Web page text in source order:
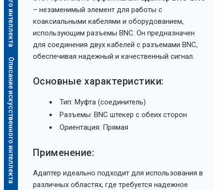
Описание искусственного интеллекта
– незаменимый элемент для работы с
коаксиальными кабелями и оборудованием,
использующим разъемы BNC. Он предназначен
для соединения двух кабелей с разъемами BNC,
обеспечивая надежный и качественный сигнал.
Основные характеристики:
Тип: Муфта (соединитель)
Разъемы: BNC штекер с обеих сторон
Ориентация: Прямая
Применение:
Адаптер идеально подходит для использования в
различных областях, где требуется надежное